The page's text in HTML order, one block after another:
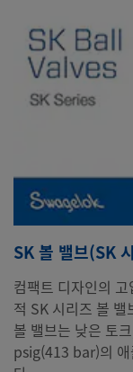
SK 볼 밸브(SK
컴팩트 디자인의
적 SK 시리즈 볼
볼 밸브는 낮은 토
psig(413 bar)의 애